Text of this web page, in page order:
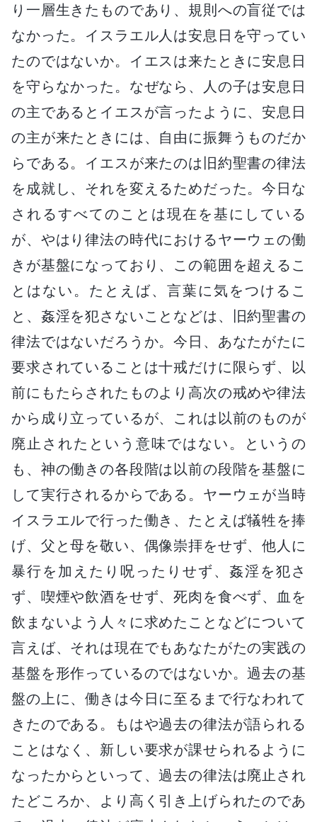
り一層生きたものであり、規則への盲従では
なかった。イスラエル人は安息日を守ってい
たのではないか。イエスは来たときに安息日
を守らなかった。なぜなら、人の子は安息日
の主であるとイエスが言ったように、安息日
の主が来たときには、自由に振舞うものだか
らである。イエスが来たのは旧約聖書の律法
を成就し、それを変えるためだった。今日な
されるすべてのことは現在を基にしている
が、やはり律法の時代におけるヤーウェの働
きが基盤になっており、この範囲を超えるこ
とはない。たとえば、言葉に気をつけるこ
と、姦淫を犯さないことなどは、旧約聖書の
律法ではないだろうか。今日、あなたがたに
要求されていることは十戒だけに限らず、以
前にもたらされたものより高次の戒めや律法
から成り立っているが、これは以前のものが
廃止されたという意味ではない。というの
も、神の働きの各段階は以前の段階を基盤に
して実行されるからである。ヤーウェが当時
イスラエルで行った働き、たとえば犠牲を捧
げ、父と母を敬い、偶像崇拝をせず、他人に
暴行を加えたり呪ったりせず、姦淫を犯さ
ず、喫煙や飲酒をせず、死肉を食べず、血を
飲まないよう人々に求めたことなどについて
言えば、それは現在でもあなたがたの実践の
基盤を形作っているのではないか。過去の基
盤の上に、働きは今日に至るまで行なわれて
きたのである。もはや過去の律法が語られる
ことはなく、新しい要求が課せられるように
なったからといって、過去の律法は廃止され
たどころか、より高く引き上げられたのであ